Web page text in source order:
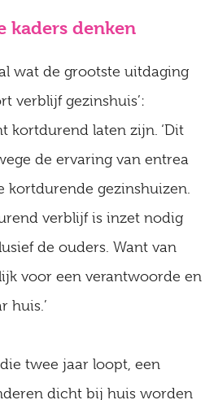
kaders denken
wat de grootste uitdaging
verblijf gezinshuis’:
kortdurend laten zijn. ‘Dit
de ervaring van entrea
gezinshuizen.
verblijf is inzet nodig
de ouders. Want van
voor een verantwoorde en
huis.’
twee jaar loopt, een
dicht bij huis worden